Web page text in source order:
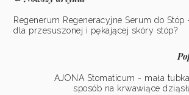
Regenerum Regeneracyjne Serum do Stóp
dla przesuszonej i pękającej skóry stóp?
AJONA Stomaticum - mała
sposób na krwawiące